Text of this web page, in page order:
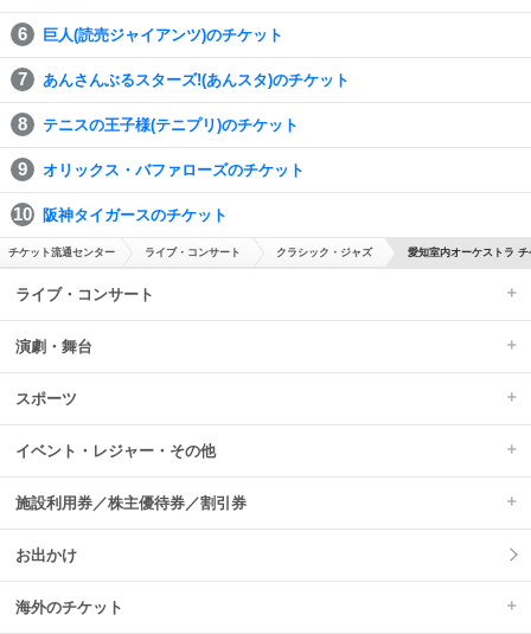
巨人(読売ジャイアンツ)のチケット
あんさんぶるスターズ!(あんスタ)のチケット
テニスの王子様(テニプリ)のチケット
オリックス・バファローズのチケット
阪神タイガースのチケット
チケット流通センター ライブ・コンサート クラシック・ジャズ 愛知室内オーケストラ チ
ライブ・コンサート
演劇・舞台
スポーツ
イベント・レジャー・その他
施設利用券／株主優待券／割引券
お出かけ
海外のチケット